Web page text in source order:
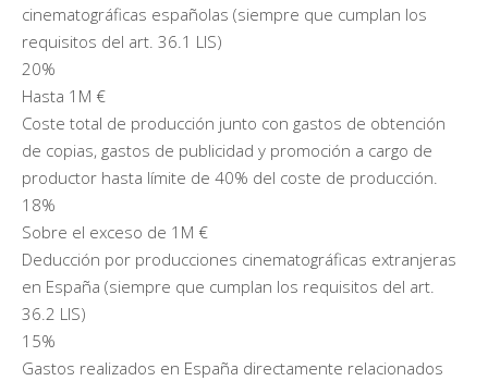
cinematográficas españolas (siempre que cumplan los
requisitos del art. 36.1 LIS)
20%
Hasta 1M €
Coste total de producción junto con gastos de obtención
de copias, gastos de publicidad y promoción a cargo de
productor hasta límite de 40% del coste de producción.
18%
Sobre el exceso de 1M €
Deducción por producciones cinematográficas extranjeras
en España (siempre que cumplan los requisitos del art.
36.2 LIS)
15%
Gastos realizados en España directamente relacionados